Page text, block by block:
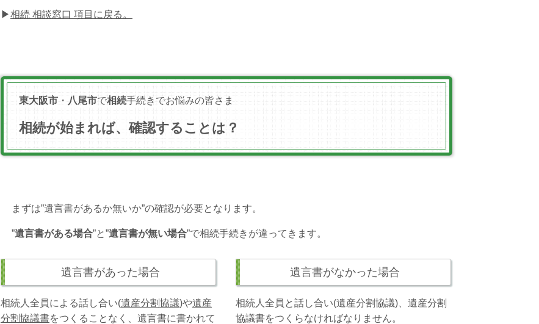
▶相続 相談窓口 項目に戻る。
東大阪市 ・ 八尾市で相続手続きでお悩みの皆さま
相続が始まれば、確認することは？
まずは”遺言書があるか無いか”の確認が必要となります。
”遺言書がある場合”と”遺言書が無い場合”で相続手続きが違ってきます。
遺言書があった場合
相続人全員による話し合い(遺産分割協議)や遺産
分割協議書をつくることなく、遺言書に書かれて
遺言書がなかった場合
相続人全員と話し合い(遺産分割協議)、遺産分割
協議書をつくらなければなりません。